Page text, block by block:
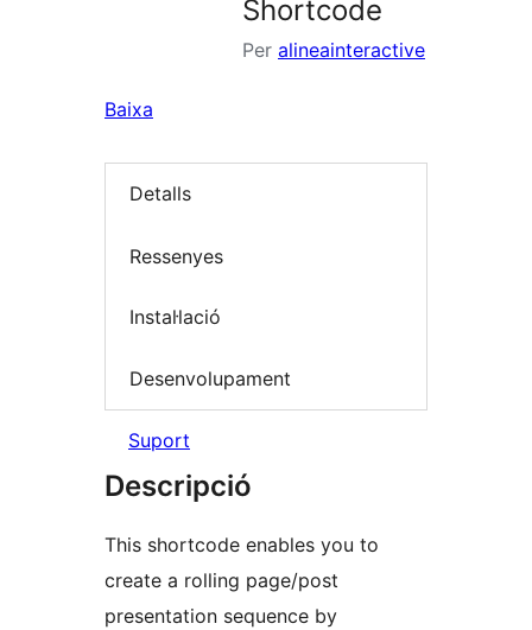
Shortcode
Per alineainteractive
Baixa
Detalls
Ressenyes
Instal·lació
Desenvolupament
Suport
Descripció
This shortcode enables you to
create a rolling page/post
presentation sequence by